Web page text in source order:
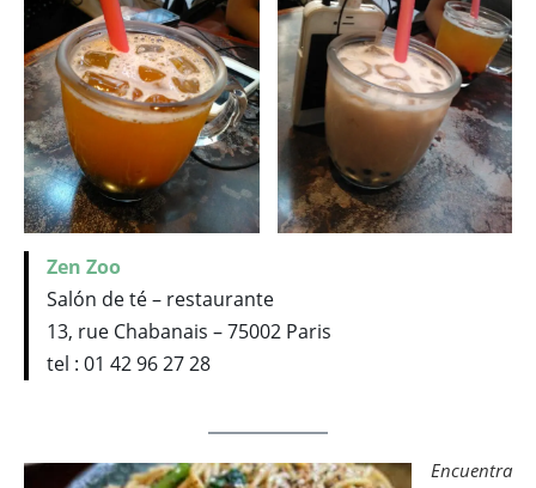
Zen Zoo
Salón de té – restaurante
13, rue Chabanais – 75002 Paris
tel : 01 42 96 27 28
Encuentra